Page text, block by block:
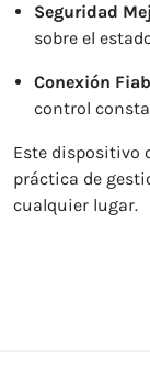
Seguridad
sobre el
Conexión
control
Este dispositivo
práctica de
cualquier lugar.